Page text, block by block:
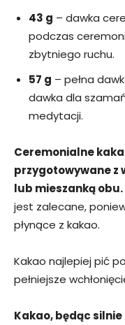
43 g – dawka
podczas
zbytniego ruchu.
57 g – pełna
dawka dla
medytacji.
Ceremonialne
przygotowywane z
lub mieszanką obu.
jest zalecane,
płynące z kakao.
Kakao najlepiej pić
pełniejsze
Kakao, będąc